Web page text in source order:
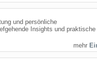
und persönliche
Insights und praktische
mehr